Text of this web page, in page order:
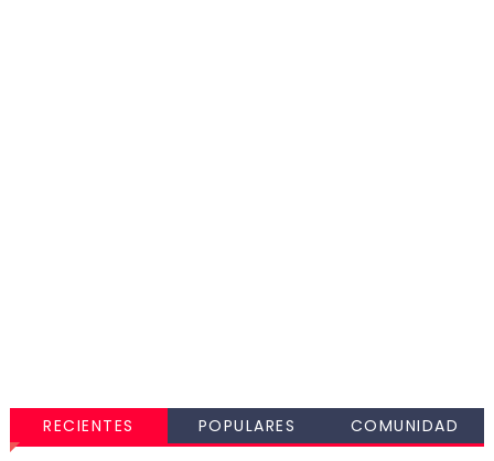
RECIENTES POPULARES COMUNIDAD